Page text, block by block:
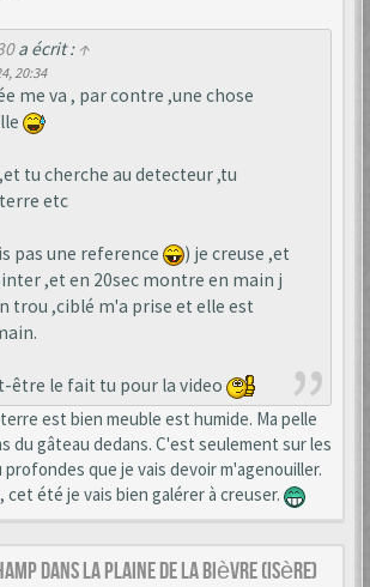
a écrit : ↑
20:34
me va , par contre ,une chose
tu cherche au detecteur ,tu
etc
pas une reference
) je creuse ,et
,et en 20sec montre en main j
trou ,ciblé m'a prise et elle est
être le fait tu pour la video
est bien meuble est humide. Ma pelle
du gâteau dedans. C'est seulement sur les
que je vais devoir m'agenouiller.
été je vais bien galérer à creuser.
dans la Plaine de la Bièvre (Isère)